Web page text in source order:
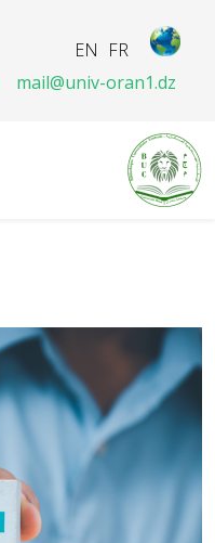
FR
EN
mail@univ-oran1.dz